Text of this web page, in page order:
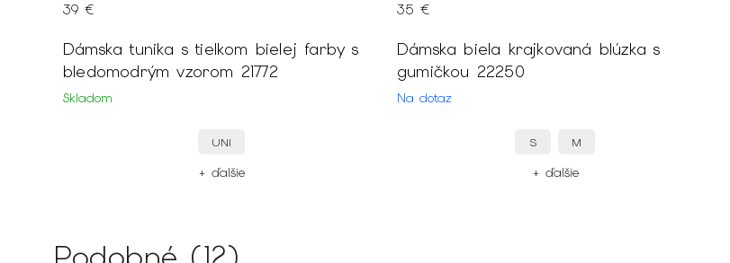
Dámska tunika s tielkom bielej farby s
bledomodrým vzorom 21772
Skladom
39 €
UNI
+ ďalšie
Dámska biela krajkovaná blúzka s
gumičkou 22250
Na dotaz
35 €
S M
+ ďalšie